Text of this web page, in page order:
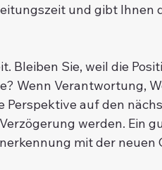
und gibt Ihnen
Bleiben Sie, weil die
Wenn Verantwortung,
Perspektive auf den
werden. Ein
mit der